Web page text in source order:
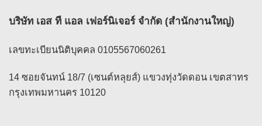
บริษัท เอส ที แอล เฟอร์นิเจอร์ จำกัด (สำนักงานใหญ่)
เลขทะเบียนนิติบุคคล 0105567060261
14 ซอยจันทน์ 18/7 (เซนต์หลุยส์) แขวงทุ่งวัดดอน เขตสาทร
กรุงเทพมหานคร 10120